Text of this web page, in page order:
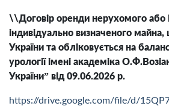
\\Договір оренди нерухомого або
індивідуально визначеного
України та обліковується на
урології імені академіка
України” від 09.06.2026 р.
https://drive.google.com/file/d/